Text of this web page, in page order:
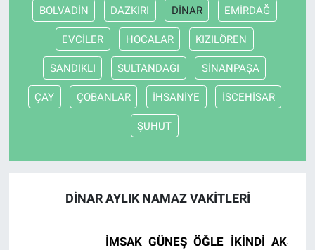
BOLVADİN DAZKIRI DİNAR EMİRDAĞ
EVCİLER HOCALAR KIZILÖREN
SANDIKLI SULTANDAĞI SİNANPAŞA
ÇAY ÇOBANLAR İHSANİYE İSCEHİSAR
ŞUHUT
DİNAR AYLIK NAMAZ VAKITLERI
İMSAK GÜNEŞ ÖĞLE İKINDI AKŞAM